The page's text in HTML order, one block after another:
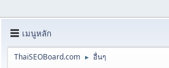
เมนูหลัก
ThaiSEOBoard.com ► อื่นๆ